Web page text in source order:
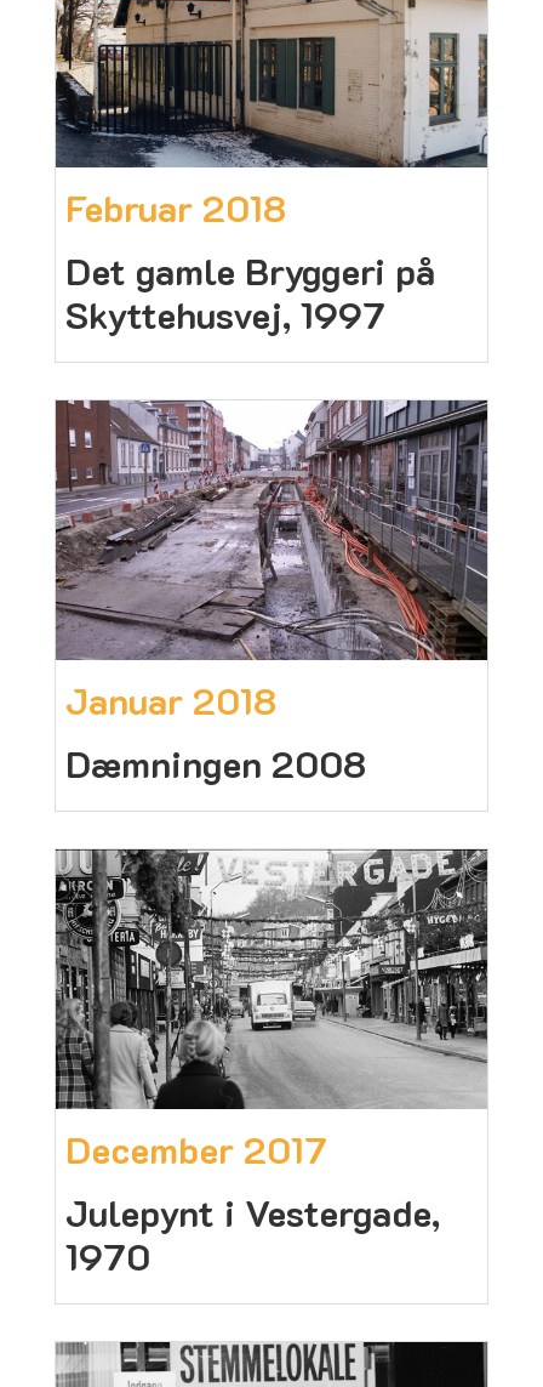
Februar 2018
Det gamle Bryggeri på
Skyttehusvej, 1997
Januar 2018
Dæmningen 2008
December 2017
Julepynt i Vestergade,
1970